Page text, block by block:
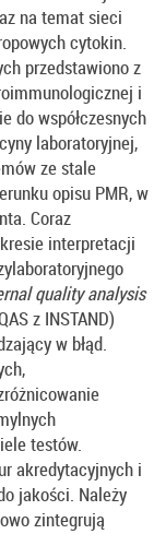
na temat sieci
cytokin.
przedstawiono z
i
do współczesnych
laboratoryjnej,
ze stale
opisu PMR, w
Coraz
interpretacji
quality analysis
z INSTAND)
w błąd.
testów.
akredytacyjnych i
jakości. Należy
zintegrują